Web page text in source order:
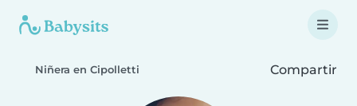
Niñera en Cipolletti Compartir